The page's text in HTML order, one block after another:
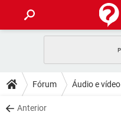
CELULAR
OUTLOOK
DICAS
JOGOS
DOWNLOADS
Fórum Áudio e vídeo
Anterior